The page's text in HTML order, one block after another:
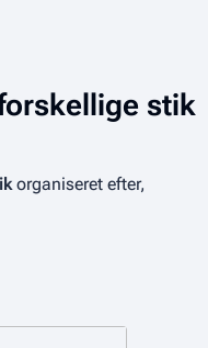
stik
organiseret efter,